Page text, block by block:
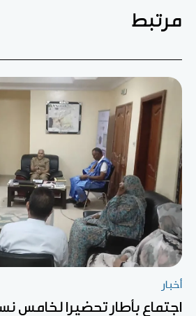
مرتبط
أخبار
اجتماع بأطار تحضيرا لخامس